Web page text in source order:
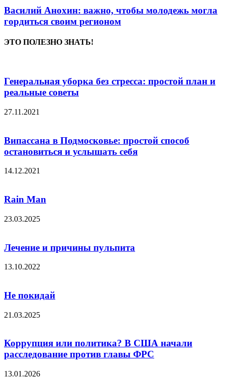
Василий Анохин: важно, чтобы молодежь могла
гордиться своим регионом
ЭТО ПОЛЕЗНО ЗНАТЬ!
Генеральная уборка без стресса: простой план и
реальные советы
27.11.2021
Випассана в Подмосковье: простой способ
остановиться и услышать себя
14.12.2021
Rain Man
23.03.2025
Лечение и причины пульпита
13.10.2022
Не покидай
21.03.2025
Коррупция или политика? В США начали
расследование против главы ФРС
13.01.2026